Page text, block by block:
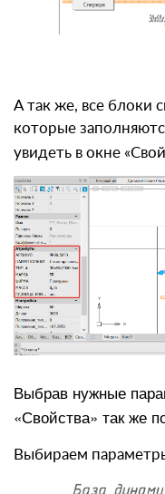
А так же, все блоки
которые
увидеть в окне
Выбрав нужные
«Свойства» так же
Выбираем